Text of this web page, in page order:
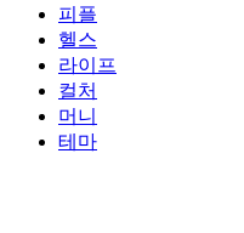
피플
헬스
라이프
컬처
머니
테마